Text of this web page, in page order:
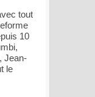
tout
10
Jean-
le